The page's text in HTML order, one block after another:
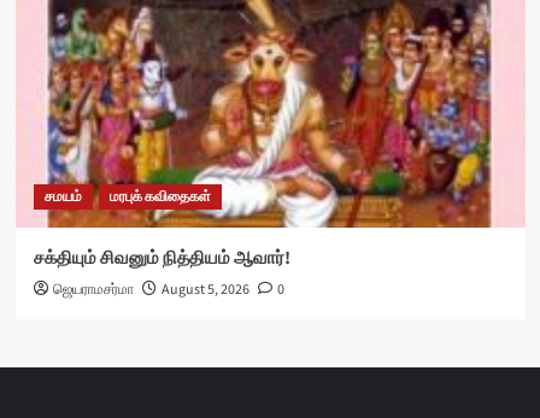
சமயம் மரபுக் கவிதைகள்
சக்தியும் சிவனும் நித்தியம் ஆவார்!
ஜெயராமசர்மா August 5, 2026 0